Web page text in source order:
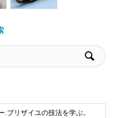
.ブリザイユの技法を学ぶ。